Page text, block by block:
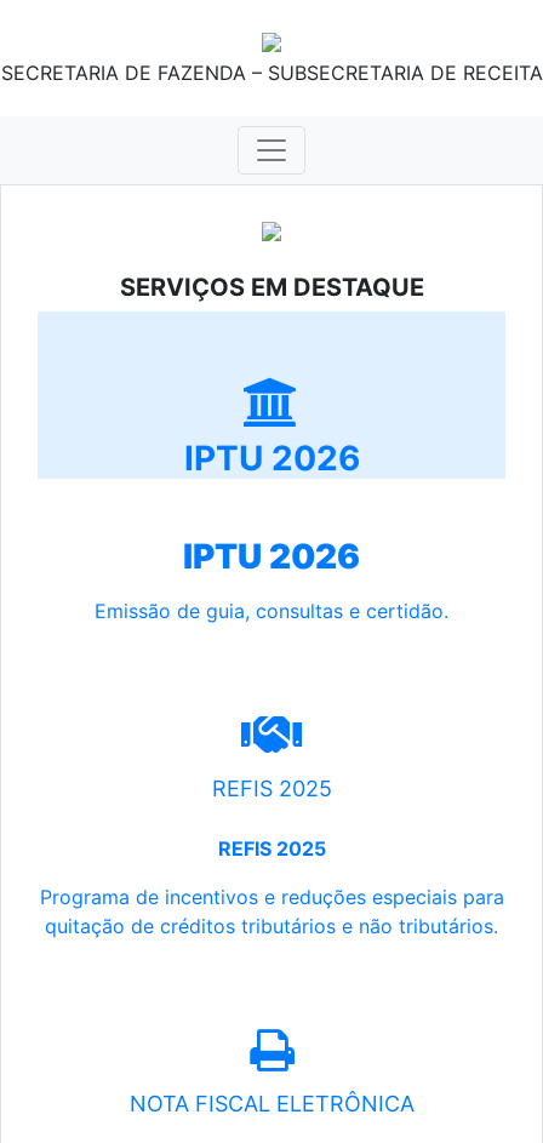
SECRETARIA DE FAZENDA – SUBSECRETARIA DE RECEITA
SERVIÇOS EM DESTAQUE
IPTU 2026
IPTU 2026
Emissão de guia, consultas e certidão.
REFIS 2025
REFIS 2025
Programa de incentivos e reduções especiais para
quitação de créditos tributários e não tributários.
NOTA FISCAL ELETRÔNICA